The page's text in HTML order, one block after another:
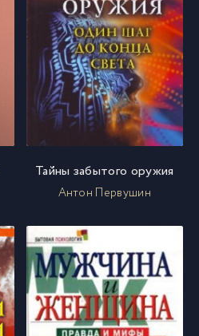
Тайны забытого оружия
Антон Первушин